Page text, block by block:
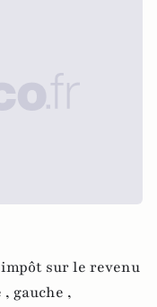
impôt sur le revenu
, gauche ,